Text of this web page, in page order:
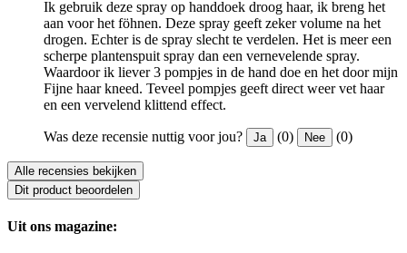
Ik gebruik deze spray op handdoek droog haar, ik breng het
aan voor het föhnen. Deze spray geeft zeker volume na het
drogen. Echter is de spray slecht te verdelen. Het is meer een
scherpe plantenspuit spray dan een vernevelende spray.
Waardoor ik liever 3 pompjes in de hand doe en het door mijn
Fijne haar kneed. Teveel pompjes geeft direct weer vet haar
en een vervelend klittend effect.
Was deze recensie nuttig voor jou? Ja (0) Nee (0)
Alle recensies bekijken
Dit product beoordelen
Uit ons magazine: